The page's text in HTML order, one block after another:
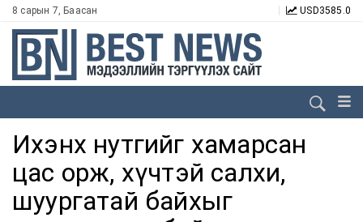
8 сарын 7, Баасан USD3585.0
Ихэнх нутгийг хамарсан
цас орж, хүчтэй салхи,
шуургатай байхыг